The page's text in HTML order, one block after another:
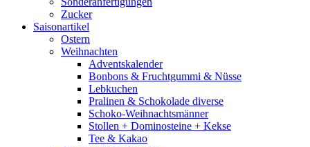
Zucker
Saisonartikel
Ostern
Weihnachten
Adventskalender
Bonbons & Fruchtgummi & Nüsse
Lebkuchen
Pralinen & Schokolade diverse
Schoko-Weihnachtsmänner
Stollen + Dominosteine + Kekse
Tee & Kakao